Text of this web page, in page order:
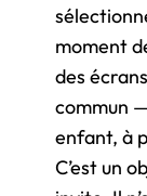
moment
des
commun
enfant, à
C’est un